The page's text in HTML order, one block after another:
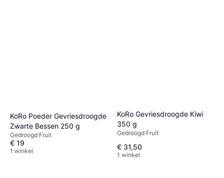
KoRo Poeder Gevriesdroogde
Zwarte Bessen 250 g
Gedroogd Fruit
€ 19
1 winkel
KoRo Gevriesdroogde Kiwi
350 g
Gedroogd Fruit
€ 31,50
1 winkel